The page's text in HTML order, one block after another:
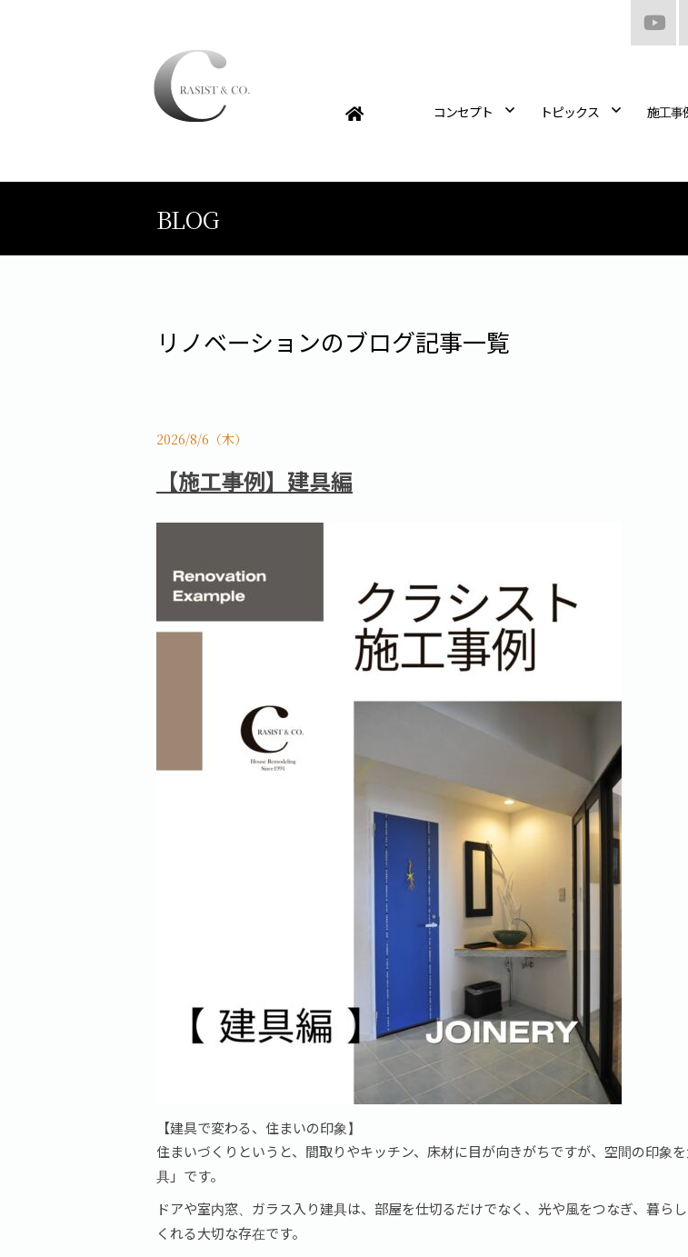
コンセプト トピックス 施工事
BLOG
リノベーションのブログ記事一覧
2026/8/6（木）
【施工事例】建具編
【建具で変わる、住まいの印象】
住まいづくりというと、間取りやキッチン、床材に目が向きがちですが、空間の印象
具」です。
ドアや室内窓、ガラス入り建具は、部屋を仕切るだけでなく、光や風をつなぎ、暮ら
くれる大切な存在です。